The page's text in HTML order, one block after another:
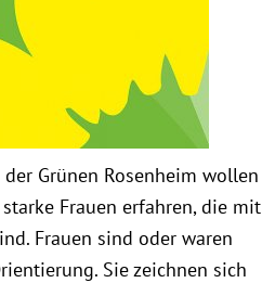
Grünen Rosenheim wollen
Frauen erfahren, die mit
Frauen sind oder waren
Sie zeichnen sich